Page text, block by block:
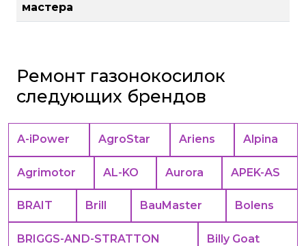
мастера
Ремонт газонокосилок
следующих брендов
A-iPower AgroStar Ariens Alpina
Agrimotor AL-KO Aurora APEK-АS
BRAIT Brill BauMaster Bolens
BRIGGS-AND-STRATTON Billy Goat